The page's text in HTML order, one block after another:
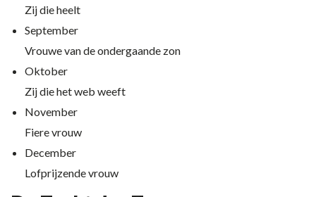
Zij die heelt
September
Vrouwe van de ondergaande zon
Oktober
Zij die het web weeft
November
Fiere vrouw
December
Lofprijzende vrouw